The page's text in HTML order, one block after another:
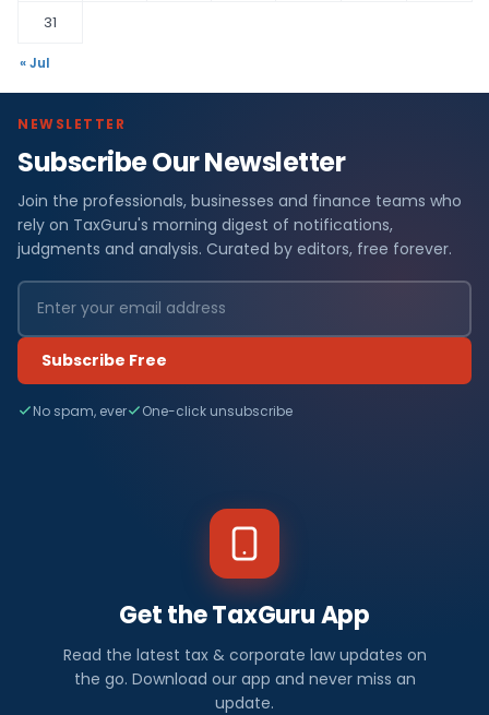
31
« Jul
NEWSLETTER
Subscribe Our Newsletter
Join the professionals, businesses and finance teams who
rely on TaxGuru's morning digest of notifications,
judgments and analysis. Curated by editors, free forever.
Subscribe Free
No spam, ever One-click unsubscribe
Get the TaxGuru App
Read the latest tax & corporate law updates on
the go. Download our app and never miss an
update.